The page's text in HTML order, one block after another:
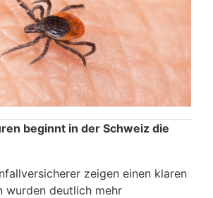
beginnt in der Schweiz die
zeigen einen klaren
wurden deutlich mehr